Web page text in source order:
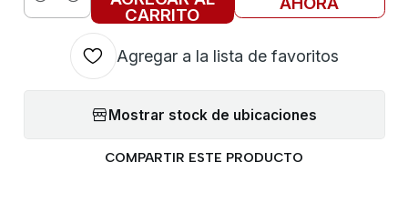
Cantidad CARRITO
Agregar a la lista de favoritos
Mostrar stock de ubicaciones
COMPARTIR ESTE PRODUCTO